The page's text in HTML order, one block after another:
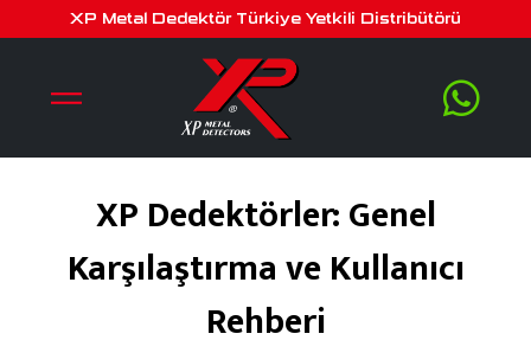
XP Metal Dedektör Türkiye Yetkili Distribütörü
XP Dedektörler: Genel
Karşılaştırma ve Kullanıcı
Rehberi